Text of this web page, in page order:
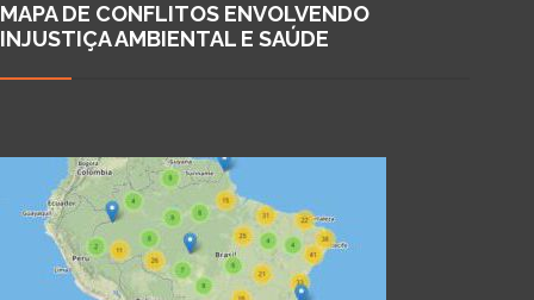
MAPA DE CONFLITOS ENVOLVENDO
INJUSTIÇA AMBIENTAL E SAÚDE